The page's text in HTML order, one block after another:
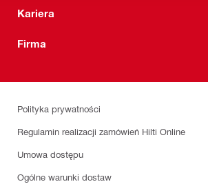
Kariera
Firma
Polityka prywatności
Regulamin realizacji zamówień Hilti Online
Umowa dostępu
Ogólne warunki dostaw